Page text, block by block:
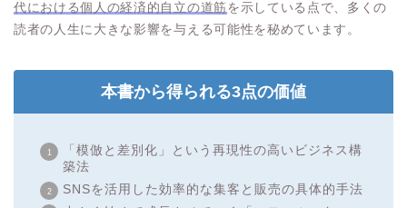
代における個人の経済的自立の道筋を示している点で、多くの
読者の人生に大きな影響を与える可能性を秘めています。
本書から得られる3点の価値
「模倣と差別化」という再現性の高いビジネス構
築法
SNSを活用した効率的な集客と販売の具体的手法